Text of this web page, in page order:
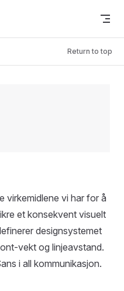
Return to top
virkemidlene vi har for å
et konsekvent visuelt
designsystemet
vekt og linjeavstand.
i all kommunikasjon.